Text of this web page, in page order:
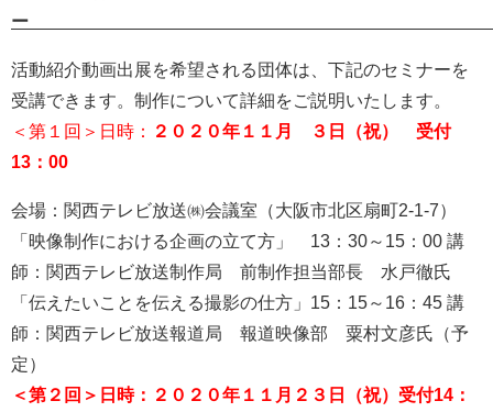
活動紹介動画出展を希望される団体は、下記のセミナーを
受講できます。制作について詳細をご説明いたします。
＜第１回＞日時：
２０２０年１１月 ３日（祝） 受付
13：00
会場：関西テレビ放送㈱会議室（大阪市北区扇町2-1-7）
「映像制作における企画の立て方」 13：30～15：00 講
師：関西テレビ放送制作局 前制作担当部長 水戸徹氏
「伝えたいことを伝える撮影の仕方」15：15～16：45 講
師：関西テレビ放送報道局 報道映像部 粟村文彦氏（予
定）
＜第２回＞日時：２０２０年１１月２３日（祝）受付14：